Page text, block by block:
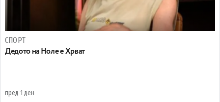
СПОРТ
Дедото на Ноле е Хрват
пред 1 ден